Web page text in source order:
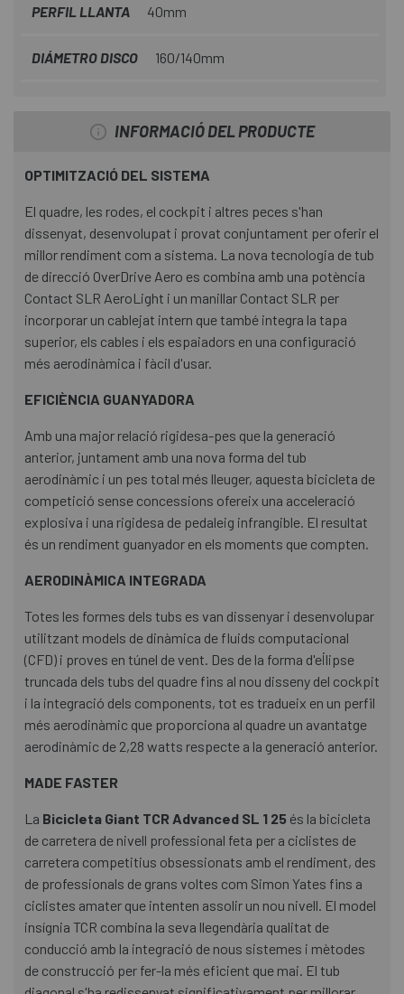
PERFIL LLANTA 40mm
DIÁMETRO DISCO 160/140mm
INFORMACIÓ DEL PRODUCTE
OPTIMITZACIÓ DEL SISTEMA
El quadre, les rodes, el cockpit i altres peces s'han
dissenyat, desenvolupat i provat conjuntament per oferir el
millor rendiment com a sistema. La nova tecnologia de tub
de direcció OverDrive Aero es combina amb una potència
Contact SLR AeroLight i un manillar Contact SLR per
incorporar un cablejat intern que també integra la tapa
superior, els cables i els espaiadors en una configuració
més aerodinàmica i fàcil d'usar.
EFICIÈNCIA GUANYADORA
Amb una major relació rigidesa-pes que la generació
anterior, juntament amb una nova forma del tub
aerodinàmic i un pes total més lleuger, aquesta bicicleta de
competició sense concessions ofereix una acceleració
explosiva i una rigidesa de pedaleig infrangible. El resultat
és un rendiment guanyador en els moments que compten.
AERODINÀMICA INTEGRADA
Totes les formes dels tubs es van dissenyar i desenvolupar
utilitzant models de dinàmica de fluids computacional
(CFD) i proves en túnel de vent. Des de la forma d'el·lipse
truncada dels tubs del quadre fins al nou disseny del cockpit
i la integració dels components, tot es tradueix en un perfil
més aerodinàmic que proporciona al quadre un avantatge
aerodinàmic de 2,28 watts respecte a la generació anterior.
MADE FASTER
La Bicicleta Giant TCR Advanced SL 1 25 és la bicicleta
de carretera de nivell professional feta per a ciclistes de
carretera competitius obsessionats amb el rendiment, des
de professionals de grans voltes com Simon Yates fins a
ciclistes amater que intenten assolir un nou nivell. El model
insígnia TCR combina la seva llegendària qualitat de
conducció amb la integració de nous sistemes i mètodes
de construcció per fer-la més eficient que mai. El tub